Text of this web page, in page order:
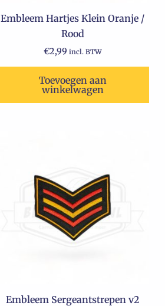
Embleem Hartjes Klein Oranje /
Rood
€2,99 incl. BTW
Toevoegen aan
winkelwagen
Embleem Sergeantstrepen v2